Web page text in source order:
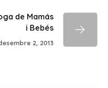
de Mamás
i Bebés
2, 2013